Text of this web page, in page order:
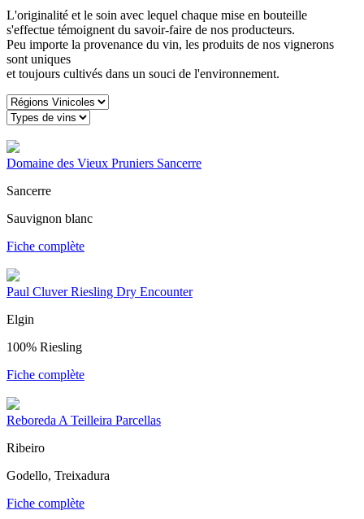
L'originalité et le soin avec lequel chaque mise en bouteille
s'effectue témoignent du savoir-faire de nos producteurs.
Peu importe la provenance du vin, les produits de nos vignerons
sont uniques
et toujours cultivés dans un souci de l'environnement.
Domaine des Vieux Pruniers Sancerre
Sancerre
Sauvignon blanc
Fiche complète
Paul Cluver Riesling Dry Encounter
Elgin
100% Riesling
Fiche complète
Reboreda A Teilleira Parcellas
Ribeiro
Godello, Treixadura
Fiche complète